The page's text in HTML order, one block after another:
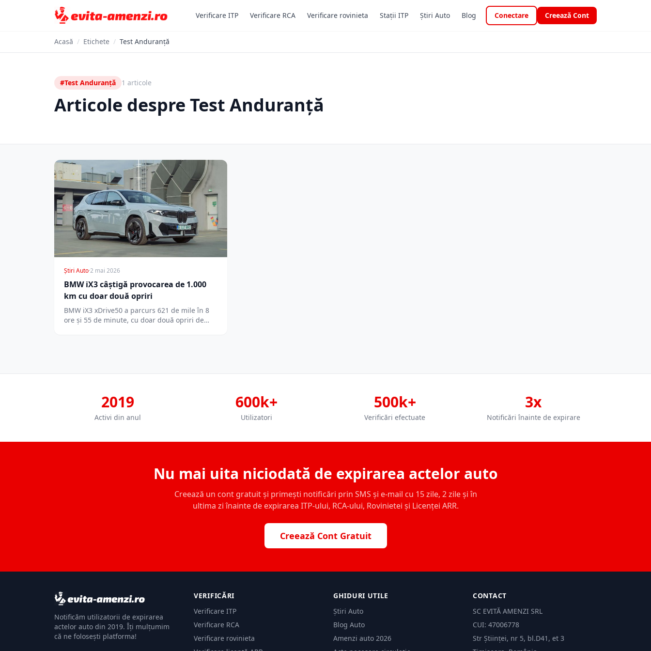
Verificare ITP Verificare RCA Verificare rovinieta Stații ITP Știri Auto Blog Conectare Creează Cont
Acasă / Etichete / Test Anduranță
#Test Anduranță 1 articole
Articole despre Test Anduranță
Știri Auto·2 mai 2026
BMW iX3 câștigă provocarea de 1.000
km cu doar două opriri
BMW iX3 xDrive50 a parcurs 621 de mile în 8
ore și 55 de minute, cu doar două opriri de…
2019
Activi din anul
600k+
Utilizatori
500k+
Verificări efectuate
3x
Notificări înainte de expirare
Nu mai uita niciodată de expirarea actelor auto
Creează un cont gratuit și primești notificări prin SMS și e-mail cu 15 zile, 2 zile și în
ultima zi înainte de expirarea ITP-ului, RCA-ului, Rovinietei și Licenței ARR.
Creează Cont Gratuit
Notificăm utilizatorii de expirarea
actelor auto din 2019. Îți mulțumim
că ne folosești platforma!
VERIFICĂRI
Verificare ITP
Verificare RCA
Verificare rovinieta
GHIDURI UTILE
Știri Auto
Blog Auto
Amenzi auto 2026
CONTACT
SC EVITĂ AMENZI SRL
CUI: 47006778
Str Științei, nr 5, bl.D41, et 3